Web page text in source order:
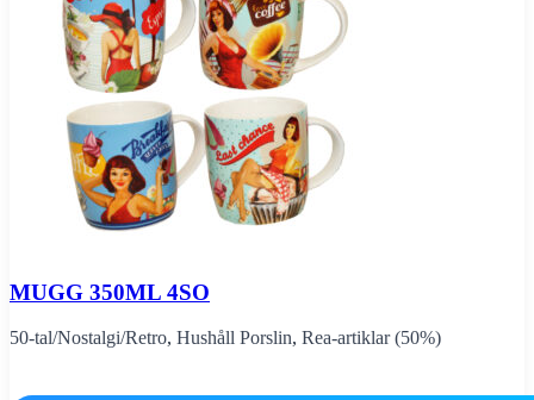
MUGG 350ML 4SO
50-tal/Nostalgi/Retro, Hushåll Porslin, Rea-artiklar (50%)